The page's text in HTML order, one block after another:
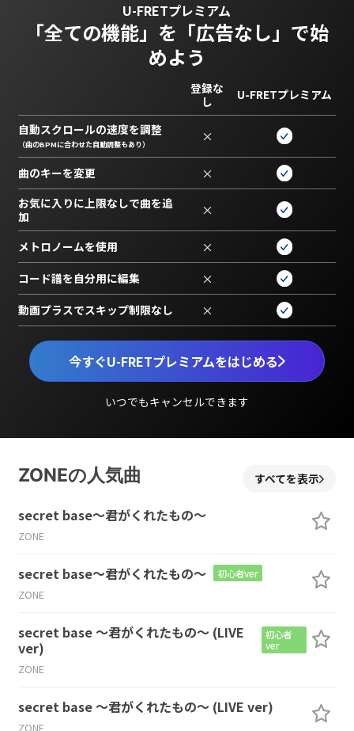
U-FRETプレミアム
「全ての機能」を 「広告なし」で始
めよう
今すぐU-FRETプレミアムをはじめる
いつでもキャンセルできます
登録な
し
U-FRETプレミアム
自動スクロールの速度を調整
（曲のBPMに合わせた自動調整もあり） ×
曲のキーを変更 ×
お気に入りに上限なしで曲を追
加
×
メトロノームを使用 ×
コード譜を自分用に編集 ×
動画プラスでスキップ制限なし ×
ZONEの人気曲 すべてを表示
secret base～君がくれたもの～
ZONE
secret base～君がくれたもの～ 初心者ver
ZONE
secret base ～君がくれたもの～ (LIVE
ver)
初心者
ver
ZONE
secret base ～君がくれたもの～ (LIVE ver)
ZONE